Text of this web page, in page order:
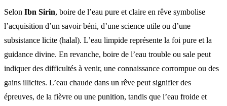
Selon Ibn Sirin, boire de l’eau pure et claire en rêve symbolise
l’acquisition d’un savoir béni, d’une science utile ou d’une
subsistance licite (halal). L’eau limpide représente la foi pure et la
guidance divine. En revanche, boire de l’eau trouble ou sale peut
indiquer des difficultés à venir, une connaissance corrompue ou des
gains illicites. L’eau chaude dans un rêve peut signifier des
épreuves, de la fièvre ou une punition, tandis que l’eau froide et